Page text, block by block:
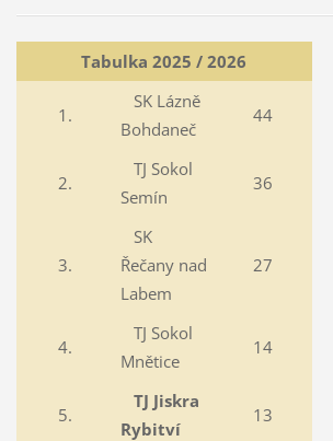
Tabulka 2025 / 2026
1.
SK Lázně
Bohdaneč
44
2.
TJ Sokol
Semín
36
3.
SK
Řečany nad
Labem
27
4.
TJ Sokol
Mnětice
14
5.
TJ Jiskra
Rybitví
13